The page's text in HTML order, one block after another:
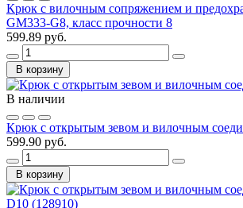
Крюк с вилочным сопряжением и
GM333-G8, класс прочности 8
599.89 руб.
В корзину
В наличии
Крюк с открытым зевом и вилочным
599.90 руб.
В корзину